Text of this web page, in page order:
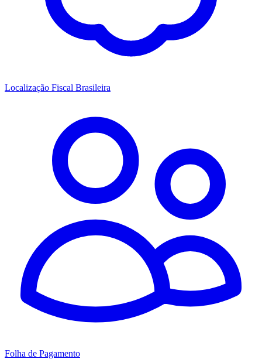
Localização Fiscal Brasileira
Folha de Pagamento